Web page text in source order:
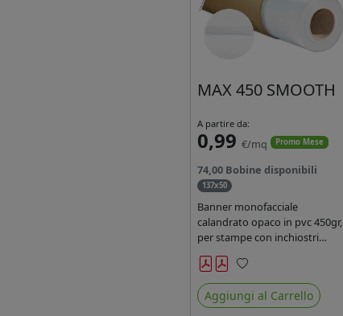
MAX 450 SMOOTH
A partire da:
0,99 €/mq Promo Mese
74,00 Bobine disponibili
137x50
Banner monofacciale
calandrato opaco in pvc 450gr,
per stampe con inchiostri
solvente ed ecosolvente , uv e
latex.
Preferiti
Aggiungi al Carrello